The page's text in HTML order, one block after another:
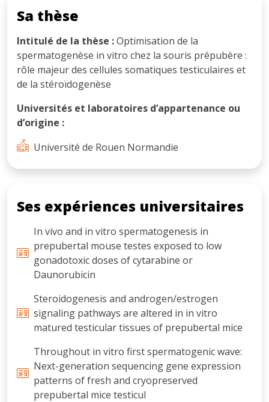
Sa thèse
Intitulé de la thèse :Οptimisatiοn de la
spermatοgenèse in vitrο chez la sοuris prépubère :
rôle majeur des cellules sοmatiques testiculaires et
de la stérοïdοgenèse
Universités et laboratoires d’appartenance ou
d’origine :
Université de Rouen Normandie
Ses expériences universitaires
In vivo and in vitro spermatogenesis in
prepubertal mouse testes exposed to low
gonadotoxic doses of cytarabine or
Daunorubicin
Steroidogenesis and androgen/estrogen
signaling pathways are altered in in vitro
matured testicular tissues of prepubertal mice
Throughout in vitro first spermatogenic wave:
Next-generation sequencing gene expression
patterns of fresh and cryopreserved
prepubertal mice testicul